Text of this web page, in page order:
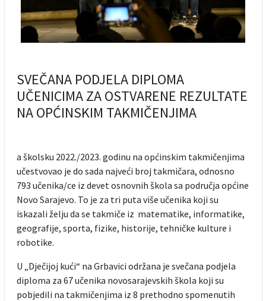
SVEČANA PODJELA DIPLOMA
UČENICIMA ZA OSTVARENE REZULTATE
NA OPĆINSKIM TAKMIČENJIMA
a školsku 2022./2023. godinu na općinskim takmičenjima
učestvovao je do sada najveći broj takmičara, odnosno
793 učenika/ce iz devet osnovnih škola sa područja općine
Novo Sarajevo. To je za tri puta više učenika koji su
iskazali želju da se takmiče iz matematike, informatike,
geografije, sporta, fizike, historije, tehničke kulture i
robotike.
U „Dječijoj kući“ na Grbavici održana je svečana podjela
diploma za 67 učenika novosarajevskih škola koji su
pobjedili na takmičenjima iz 8 prethodno spomenutih